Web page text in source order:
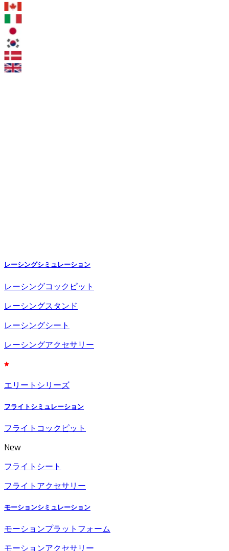
レーシングシミュレーション
レーシングコックピット
レーシングスタンド
レーシングシート
レーシングアクセサリー
エリートシリーズ
フライトシミュレーション
フライトコックピット
New
フライトシート
フライトアクセサリー
モーションシミュレーション
モーションプラットフォーム
モーションアクセサリー